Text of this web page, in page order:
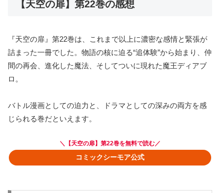
【天空の扉】第22巻の感想
『天空の扉』第22巻は、これまで以上に濃密な感情と緊張が
詰まった一冊でした。物語の核に迫る“追体験”から始まり、仲
間の再会、進化した魔法、そしてついに現れた魔王ディアブ
ロ。
バトル漫画としての迫力と、ドラマとしての深みの両方を感
じられる巻だといえます。
＼【天空の扉】第22巻を無料で読む／
コミックシーモア公式